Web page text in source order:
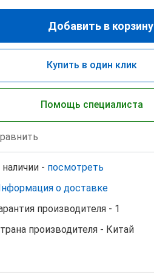
Добавить в корзину
Купить в один клик
Помощь специалиста
наличии - посмотреть
о доставке
производителя - 1
производителя - Китай